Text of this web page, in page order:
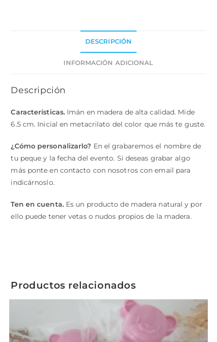
DESCRIPCIÓN
INFORMACIÓN ADICIONAL
Descripción
Características. Imán en madera de alta calidad. Mide
6.5 cm. Inicial en metacrilato del color que más te guste.
¿Cómo personalizarlo? En el grabaremos el nombre de
tu peque y la fecha del evento. Si deseas grabar algo
más ponte en contacto con nosotros con email para
indicárnoslo.
Ten en cuenta. Es un producto de madera natural y por
ello puede tener vetas o nudos propios de la madera.
Productos relacionados